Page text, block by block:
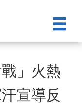
」火熱
宣導反